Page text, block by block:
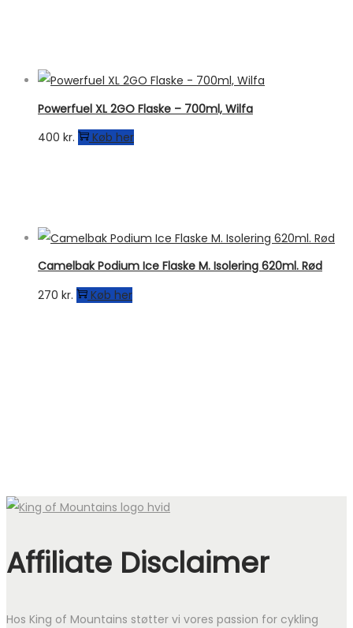
Powerfuel XL 2GO Flaske – 700ml, Wilfa
400 kr. Køb her
Camelbak Podium Ice Flaske M. Isolering 620ml. Rød
270 kr. Køb her
Affiliate Disclaimer
Hos King of Mountains støtter vi vores passion for cykling